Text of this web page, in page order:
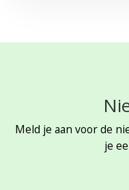
Meld je aan voor de
je